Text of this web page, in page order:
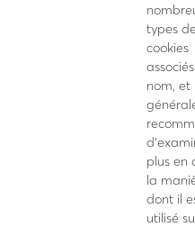
types
cookies
nom, et
plus en
la
dont il
utilisé